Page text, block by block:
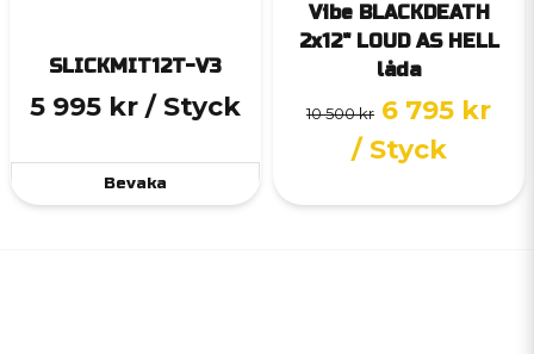
SLICKMIT12T-V3
5 995 kr / Styck
Bevaka
Vibe BLACKDEATH
2x12" LOUD AS HELL
låda
10 500 kr 6 795 kr
/ Styck